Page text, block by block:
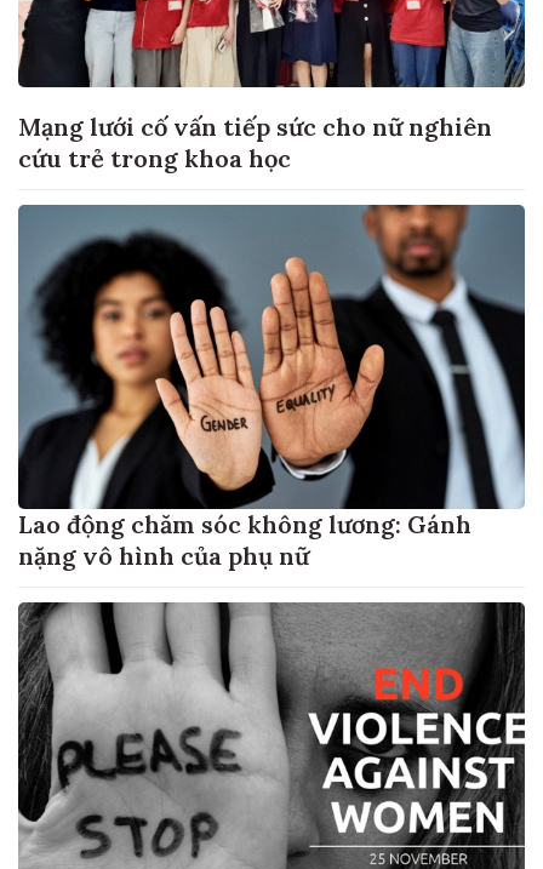
Mạng lưới cố vấn tiếp sức cho nữ nghiên
cứu trẻ trong khoa học
Lao động chăm sóc không lương: Gánh
nặng vô hình của phụ nữ